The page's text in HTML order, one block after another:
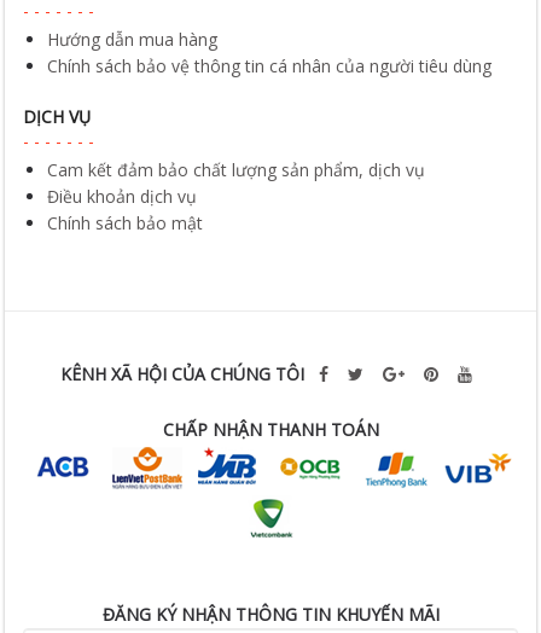
Hướng dẫn mua hàng
Chính sách bảo vệ thông tin cá nhân của người tiêu dùng
DỊCH VỤ
Cam kết đảm bảo chất lượng sản phẩm, dịch vụ
Điều khoản dịch vụ
Chính sách bảo mật
KÊNH XÃ HỘI CỦA CHÚNG TÔI
CHẤP NHẬN THANH TOÁN
ĐĂNG KÝ NHẬN THÔNG TIN KHUYẾN MÃI